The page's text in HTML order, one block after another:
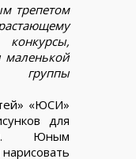
трепетом
маленькой
группы
«ЮСИ»
для
Юным